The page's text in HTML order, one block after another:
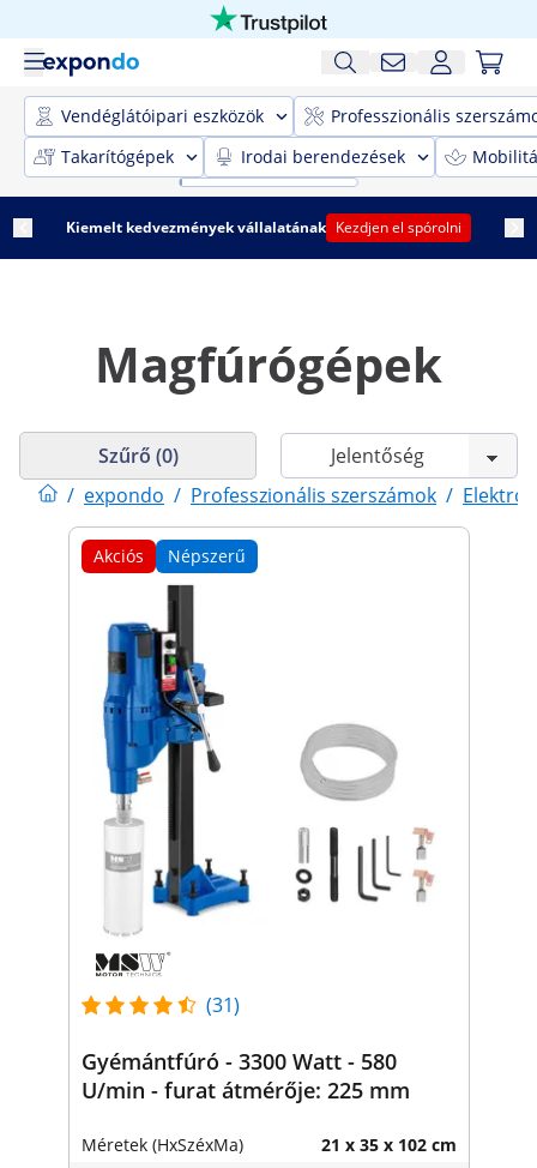
Vendéglátóipari eszközök
Professzionális
Takarítógépek
Irodai berendezések
Kiemelt kedvezmények vállalatának Kezdjen el spórolni
Magfúrógépek
/ expondo / Professzionális szerszámok /
Szűrő (0)
Akciós Népszerű
(31)
Gyémántfúró - 3300 Watt - 580
U/min - furat átmérője: 225 mm
Méretek (HxSzéxMa) 21 x 35 x 102 cm